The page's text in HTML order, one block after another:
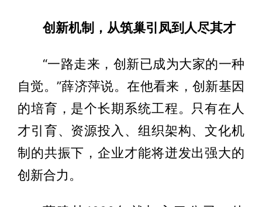
创新机制，从筑巢引凤到人尽其才
“一路走来，创新已成为大家的一种
自觉。”薛济萍说。在他看来，创新基因
的培育，是个长期系统工程。只有在人
才引育、资源投入、组织架构、文化机
制的共振下，企业才能将迸发出强大的
创新合力。